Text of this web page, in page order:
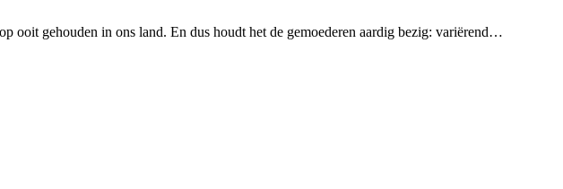
ooit gehouden in ons land. En dus houdt het de gemoederen aardig bezig: variërend…